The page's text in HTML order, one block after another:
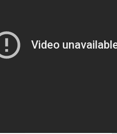
 Descubriendo Blender: el futuro de la animación y el diseño 3D... ¡gratis!